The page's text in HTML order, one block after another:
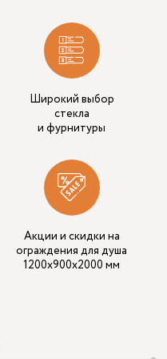
Широкий выбор
стекла
и фурнитуры
Акции и скидки на
ограждения для душа
1200х900х2000 мм